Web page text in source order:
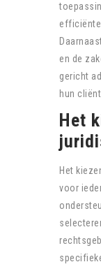
en de
gericht
hun
Het
Het
voor